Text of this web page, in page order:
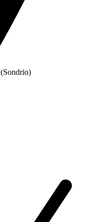
(Sondrio)